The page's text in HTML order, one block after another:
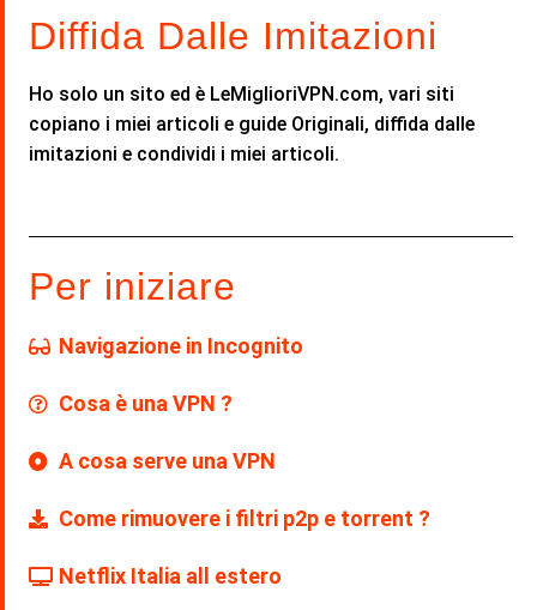
Diffida Dalle Imitazioni
Ho solo un sito ed è LeMiglioriVPN.com, vari siti
copiano i miei articoli e guide Originali, diffida dalle
imitazioni e condividi i miei articoli.
Per iniziare
Navigazione in Incognito
Cosa è una VPN ?
A cosa serve una VPN
Come rimuovere i filtri p2p e torrent ?
Netflix Italia all estero